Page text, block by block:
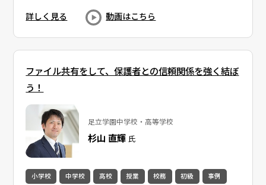
詳しく見る 動画はこちら
ファイル共有をして、保護者との信頼関係を強く結ぼ
う！
足立学園中学校・高等学校
杉山 直輝 氏
小学校 中学校 高校 授業 校務 初級 事例